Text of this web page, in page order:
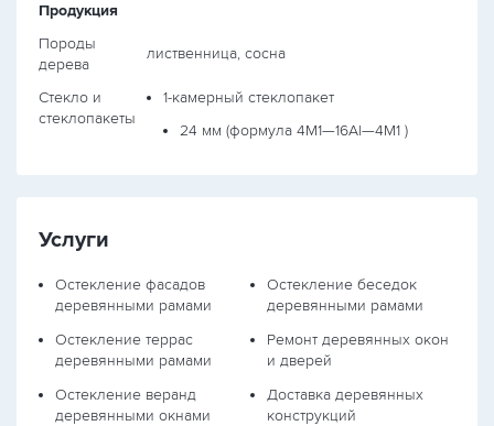
Продукция
Породы
дерева
лиственница, сосна
Стекло и
стеклопакеты
1-камерный стеклопакет
24 мм (формула 4М1—16Al—4М1 )
Услуги
Остекление фасадов
деревянными рамами
Остекление террас
деревянными рамами
Остекление веранд
деревянными окнами
Остекление беседок
деревянными рамами
Ремонт деревянных окон
и дверей
Доставка деревянных
конструкций